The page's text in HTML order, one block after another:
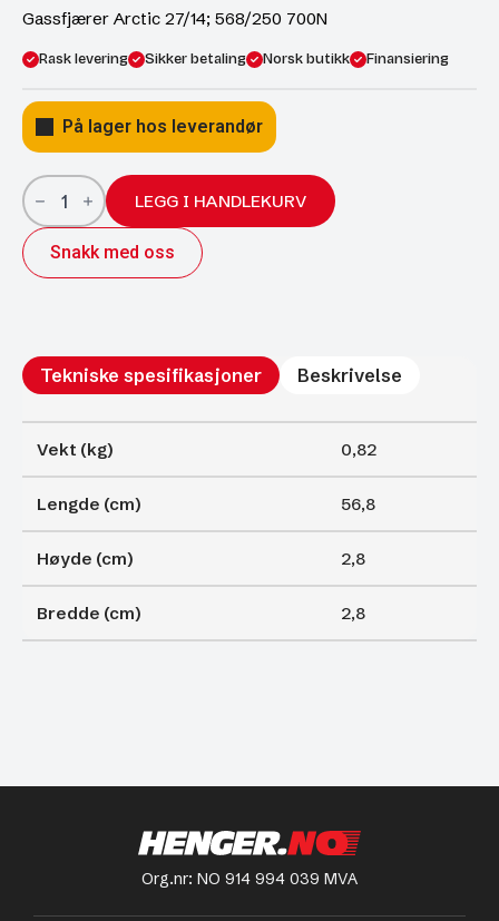
Gassfjærer Arctic 27/14; 568/250 700N
Rask levering Sikker betaling Norsk butikk Finansiering
På lager hos leverandør
Gassfjærer
Arctic
27/14;
568/250
700N
antall
LEGG I HANDLEKURV
Snakk med oss
Tekniske spesifikasjoner Beskrivelse
Vekt (kg) 0,82
Lengde (cm) 56,8
Høyde (cm) 2,8
Bredde (cm) 2,8
Org.nr: NO 914 994 039 MVA